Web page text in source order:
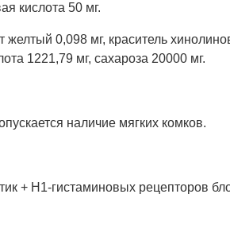
кислота 50 мг.
желтый 0,098 мг, краситель
1221,79 мг, сахароза 20000 мг.
наличие мягких комков.
+ Н1-гистаминовых рецепторов